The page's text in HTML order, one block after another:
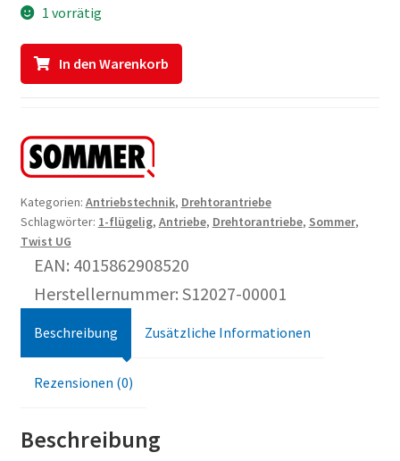
1 vorrätig
Sommer
Twist
Set
1-
flüglig
DIN
links
Drehtorantrieb
Edelstahl
Menge
In den Warenkorb
Kategorien: Antriebstechnik, Drehtorantriebe
Schlagwörter: 1-flügelig, Antriebe, Drehtorantriebe, Sommer,
Twist UG
EAN: 4015862908520
Herstellernummer: S12027-00001
Beschreibung Zusätzliche Informationen
Rezensionen (0)
Beschreibung